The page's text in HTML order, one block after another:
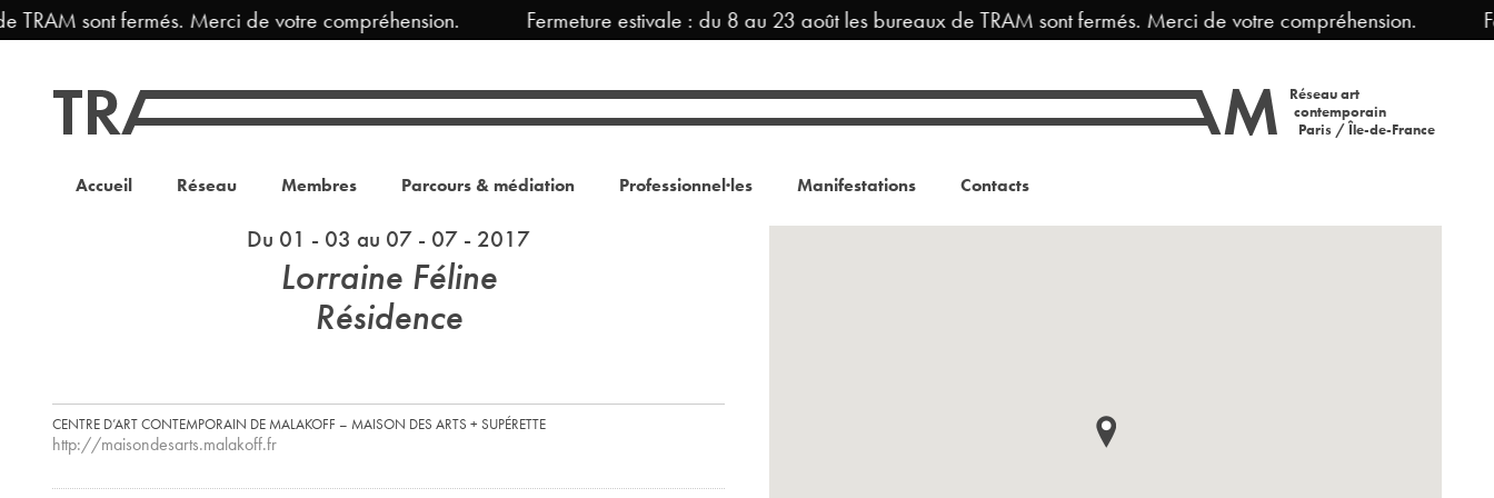
sont fermés. Merci de votre compréhension. Fermeture estivale : du 8 au 23 août les bureaux de TRAM sont fermés. Merci de votre compréhension.
Réseau art
contemporain
Paris / Île-de-France
Accueil Réseau Membres Parcours & médiation Professionnel·les Manifestations Contacts
Du 01 - 03 au 07 - 07 - 2017
Lorraine Féline
Résidence
CENTRE D’ART CONTEMPORAIN DE MALAKOFF – MAISON DES ARTS + SUPÉRETTE
http://maisondesarts.malakoff.fr